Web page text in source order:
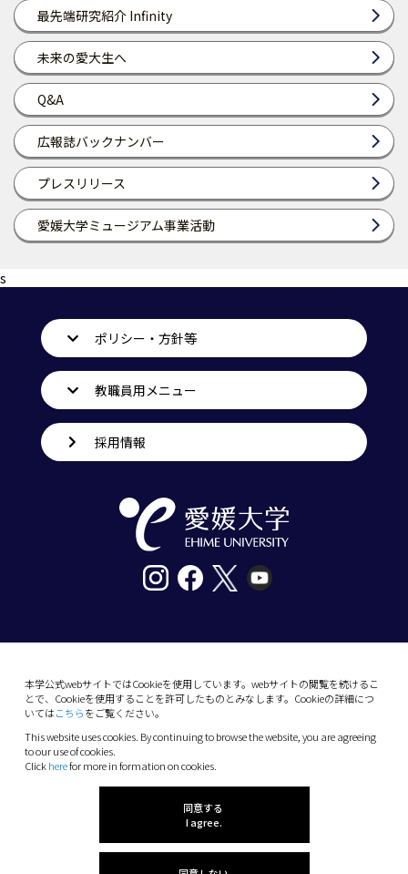
最先端研究紹介 Infinity
未来の愛大生へ
Q&A
広報誌バックナンバー
プレスリリース
愛媛大学ミュージアム事業活動
s
本学公式webサイトではCookieを使用しています。webサイトの閲覧を続けるこ
とで、Cookieを使用することを許可したものとみなします。Cookieの詳細につ
いてはこちらをご覧ください。
This website uses cookies. By continuing to browse the website, you are agreeing
to our use of cookies.
Clickherefor more in formation on cookies.
同意する
I agree.
ポリシー・方針等
教職員用メニュー
採用情報
10-13 Dogo-Himata, Matsuyama, Ehime 790-
Phone: +81 89-927-9000
(C) 2026 Ehime University.